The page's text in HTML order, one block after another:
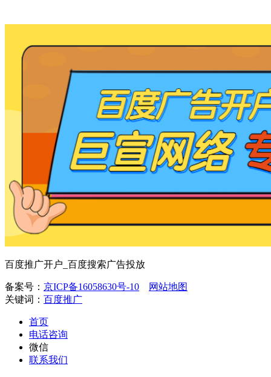
百度推广开户_百度搜索广告投放
备案号： 京ICP备16058630号-10
网站地图
关键词： 百度推广
首页
电话咨询
微信
联系我们